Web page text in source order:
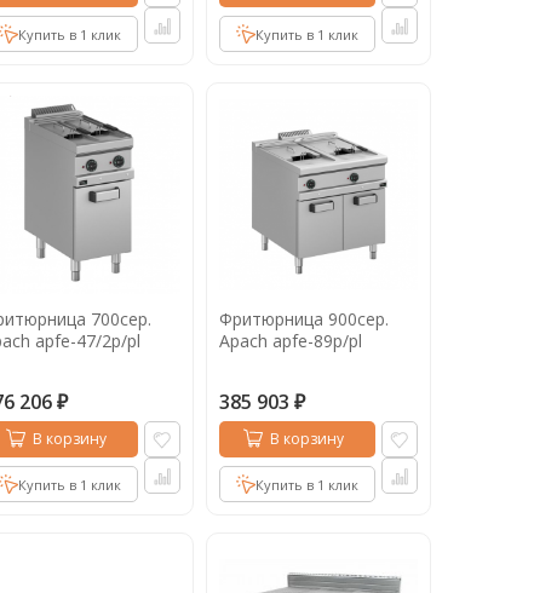
Купить в 1 клик Купить в 1 клик
700сер.
apfe-47/2p/pl
206 ₽
В корзину
Купить в 1 клик
Фритюрница 900сер.
Apach apfe-89p/pl
385 903 ₽
В корзину
Купить в 1 клик